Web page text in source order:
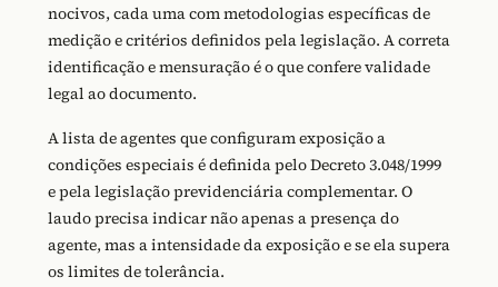
nocivos, cada uma com metodologias específicas de
medição e critérios definidos pela legislação. A correta
identificação e mensuração é o que confere validade
legal ao documento.
A lista de agentes que configuram exposição a
condições especiais é definida pelo Decreto 3.048/1999
e pela legislação previdenciária complementar. O
laudo precisa indicar não apenas a presença do
agente, mas a intensidade da exposição e se ela supera
os limites de tolerância.